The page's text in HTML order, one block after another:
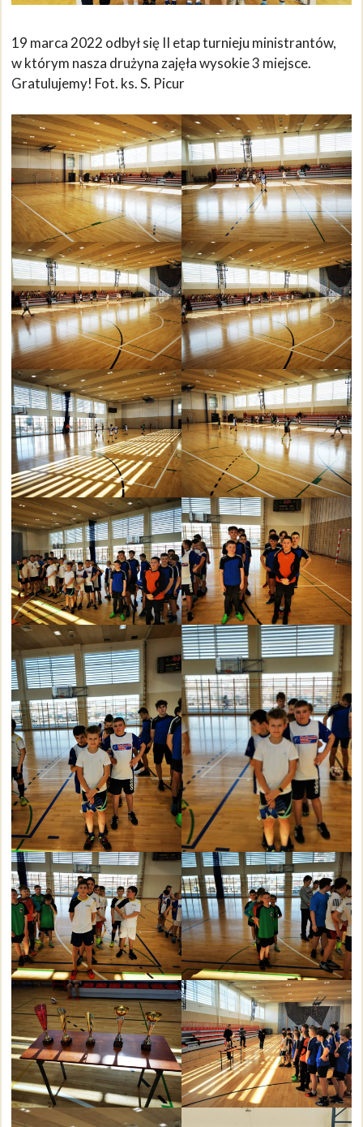
19 marca 2022 odbył się II etap turnieju ministrantów,
w którym nasza drużyna zajęła wysokie 3 miejsce.
Gratulujemy! Fot. ks. S. Picur